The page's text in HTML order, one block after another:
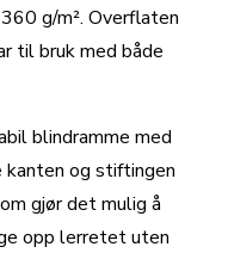
g/m². Overflaten
til bruk med både
blindramme med
kanten og stiftingen
gjør det mulig å
opp lerretet uten